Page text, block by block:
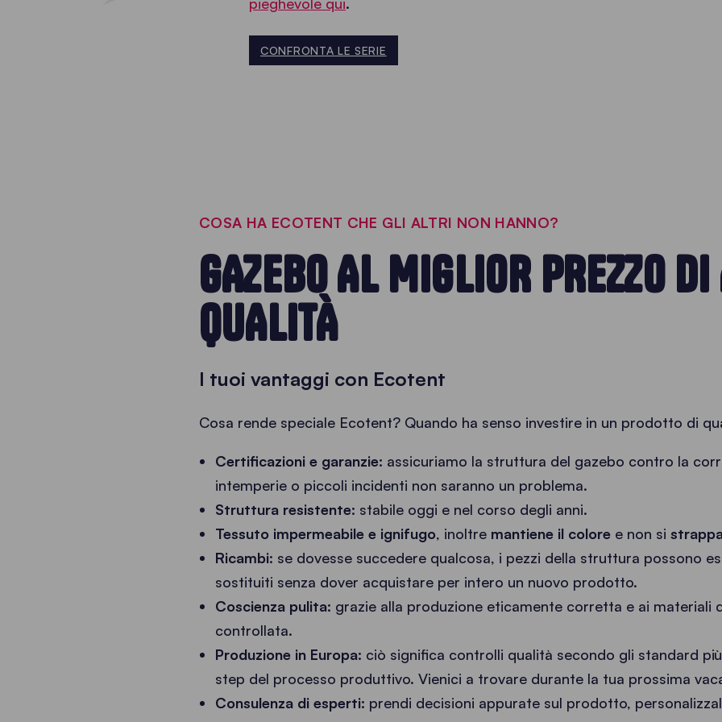
CONFRONTA LE SERIE
COSA HA ECOTENT CHE GLI ALTRI NON HANNO?
GAZEBO AL MIGLIOR PREZZO
QUALITÀ
I tuoi vantaggi con Ecotent
Cosa rende speciale Ecotent? Quando ha senso investire in un prodotto di
Certificazioni e garanzie: assicuriamo la struttura del gazebo contro la
intemperie o piccoli incidenti non saranno un problema.
Struttura resistente: stabile oggi e nel corso degli anni.
Tessuto impermeabile e ignifugo, inoltre mantiene il colore e non si
Ricambi: se dovesse succedere qualcosa, i pezzi della struttura possono
sostituiti senza dover acquistare per intero un nuovo prodotto.
Coscienza pulita: grazie alla produzione eticamente corretta e ai materiali
controllata.
Produzione in Europa: ciò significa controlli qualità secondo gli standard
step del processo produttivo. Vienici a trovare durante la tua prossima
Consulenza di esperti: prendi decisioni appurate sul prodotto,